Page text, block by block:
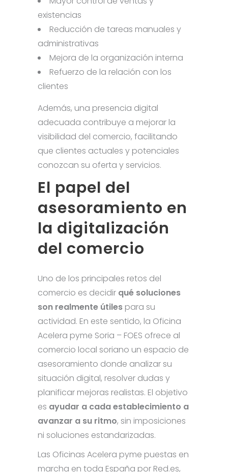
existencias
Reducción de tareas manuales y
administrativas
Mejora de la organización interna
Refuerzo de la relación con los
clientes
Además, una presencia digital
adecuada contribuye a mejorar la
visibilidad del comercio, facilitando
que clientes actuales y potenciales
conozcan su oferta y servicios.
El papel del
asesoramiento en
la digitalización
del comercio
Uno de los principales retos del
comercio es decidir qué soluciones
son realmente útiles para su
actividad. En este sentido, la Oficina
Acelera pyme Soria – FOES ofrece al
comercio local soriano un espacio de
asesoramiento donde analizar su
situación digital, resolver dudas y
planificar mejoras realistas. El objetivo
es ayudar a cada establecimiento a
avanzar a su ritmo, sin imposiciones
ni soluciones estandarizadas.
Las Oficinas Acelera pyme puestas en
marcha en toda España por Red.es,